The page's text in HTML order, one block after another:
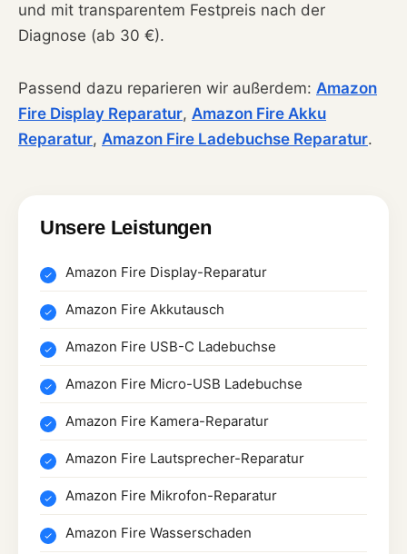
und mit transparentem Festpreis nach der
Diagnose (ab 30 €).
Passend dazu reparieren wir außerdem: Amazon
Fire Display Reparatur, Amazon Fire Akku
Reparatur, Amazon Fire Ladebuchse Reparatur.
Unsere Leistungen
Amazon Fire Display-Reparatur
Amazon Fire Akkutausch
Amazon Fire USB-C Ladebuchse
Amazon Fire Micro-USB Ladebuchse
Amazon Fire Kamera-Reparatur
Amazon Fire Lautsprecher-Reparatur
Amazon Fire Mikrofon-Reparatur
Amazon Fire Wasserschaden